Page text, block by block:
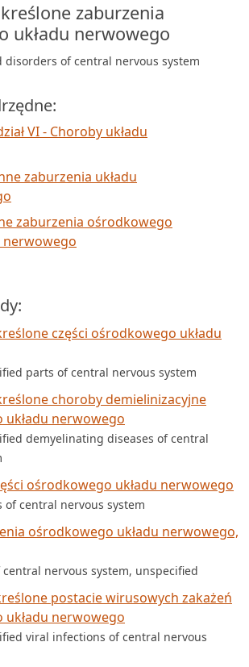
zaburzenia
układu nerwowego
disorders of central nervous system
VI - Choroby układu
zaburzenia układu
zaburzenia ośrodkowego
nerwowego
części ośrodkowego układu
parts of central nervous system
choroby demielinizacyjne
nerwowego
demyelinating diseases of central
ośrodkowego układu nerwowego
of central nervous system
ośrodkowego układu nerwowego,
central nervous system, unspecified
postacie wirusowych zakażeń
nerwowego
viral infections of central nervous